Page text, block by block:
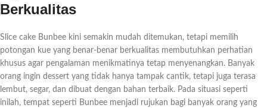
Berkualitas
Slice cake Bunbee kini semakin mudah ditemukan, tetapi memilih
potongan kue yang benar-benar berkualitas membutuhkan perhatian
khusus agar pengalaman menikmatinya tetap menyenangkan. Banyak
orang ingin dessert yang tidak hanya tampak cantik, tetapi juga terasa
lembut, segar, dan dibuat dengan bahan terbaik. Pada situasi seperti
inilah, tempat seperti Bunbee menjadi rujukan bagi banyak orang yang